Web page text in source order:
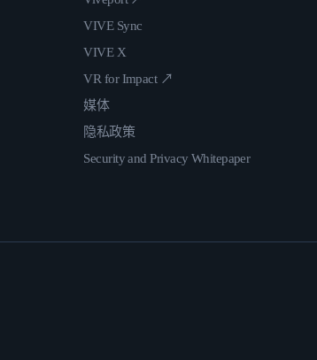
VIVE Sync
VIVE X
VR for Impact ↗
媒体
隐私政策
Security and Privacy Whitepaper